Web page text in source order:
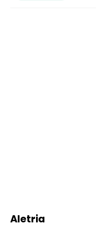
Aletria